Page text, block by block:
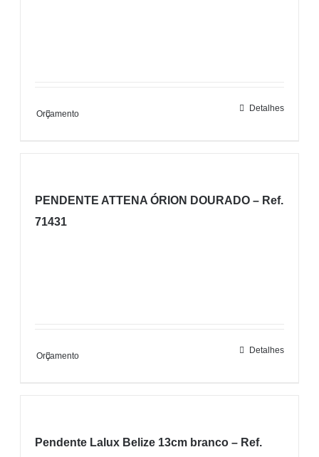
Orçamento
Detalhes
PENDENTE ATTENA ÓRION DOURADO – Ref.
71431
Orçamento
Detalhes
Pendente Lalux Belize 13cm branco – Ref.